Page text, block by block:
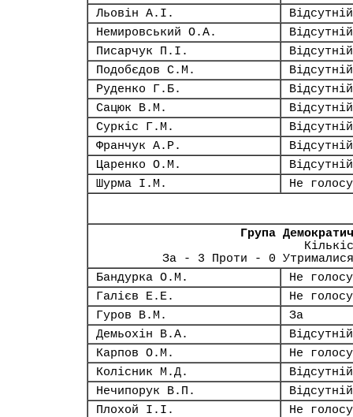
Льовін А.І.
Відсутній
Немировський О.А.
Відсутній
Писарчук П.І.
Відсутній
Подобєдов С.М.
Відсутній
Руденко Г.Б.
Відсутній
Сацюк В.М.
Відсутній
Суркіс Г.М.
Відсутній
Франчук А.Р.
Відсутній
Царенко О.М.
Відсутній
Шурма І.М.
Не
Група
За - 3 Проти - 0
Бандурка О.М.
Не
Галієв Е.Е.
Не
Гуров В.М.
За
Демьохін В.А.
Відсутній
Карпов О.М.
Не
Колісник М.Д.
Відсутній
Нечипорук В.П.
Відсутній
Плохой І.І.
Не